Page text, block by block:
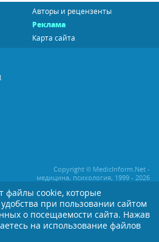
Авторы и рецензенты
Реклама
Карта сайта
Copyright © MedicInform.Net -
медицина, психология, 1999 - 2026
статей нашего сайта строго
"Новости" допускается при наличии
ссылки на MedicInform.Net
в справочных целях. Редакция не всегда
файлы cookie, которые
при пользовании сайтом
о посещаемости сайта. Нажав
на использование файлов